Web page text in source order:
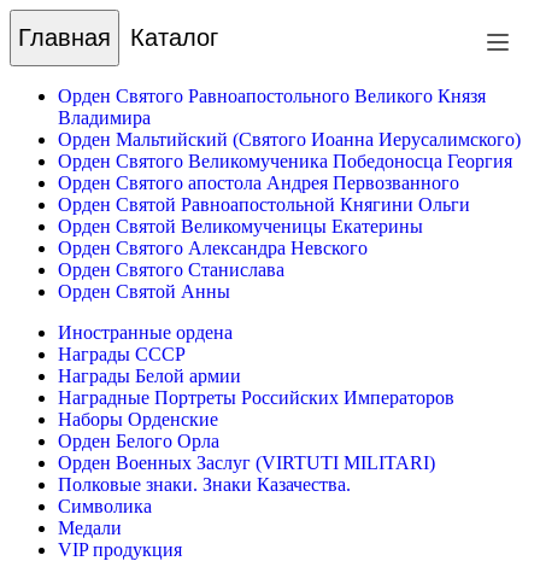
Главная Каталог
Орден Святого Равноапостольного Великого Князя
Владимира
Орден Мальтийский (Святого Иоанна Иерусалимского)
Орден Святого Великомученика Победоносца Георгия
Орден Святого апостола Андрея Первозванного
Орден Святой Равноапостольной Княгини Ольги
Орден Святой Великомученицы Екатерины
Орден Святого Александра Невского
Орден Святого Станислава
Орден Святой Анны
Иностранные ордена
Награды СССР
Награды Белой армии
Наградные Портреты Российских Императоров
Наборы Орденские
Орден Белого Орла
Орден Военных Заслуг (VIRTUTI MILITARI)
Полковые знаки. Знаки Казачества.
Символика
Медали
VIP продукция